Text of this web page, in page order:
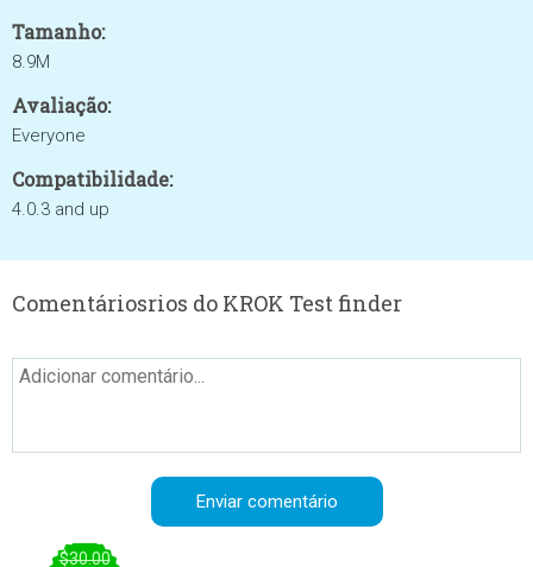
Tamanho:
8.9M
Avaliação:
Everyone
Compatibilidade:
4.0.3 and up
Comentáriosrios do KROK Test finder
$30.00